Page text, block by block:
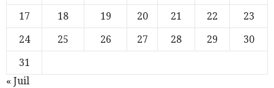
17
18 19 20 21 22
23
24
25 26 27 28 29
30
31
« Juil